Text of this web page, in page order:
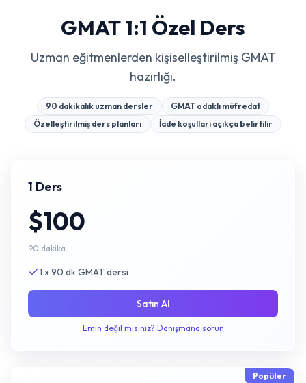
GMAT 1:1 Özel Ders
Uzman eğitmenlerden kişiselleştirilmiş GMAT
hazırlığı.
90 dakikalık uzman dersler
GMAT odaklı müfredat
Özelleştirilmiş ders planları
İade koşulları açıkça belirtilir
1 Ders
$100
90 dakika
1 x 90 dk GMAT dersi
Satın Al
Emin değil misiniz? Danışmana sorun
Popüler